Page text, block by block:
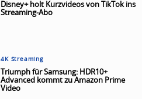
Disney+ holt Kurzvideos von TikTok ins
Streaming-Abo
4K Streaming
Triumph für Samsung: HDR10+
Advanced kommt zu Amazon Prime
Video